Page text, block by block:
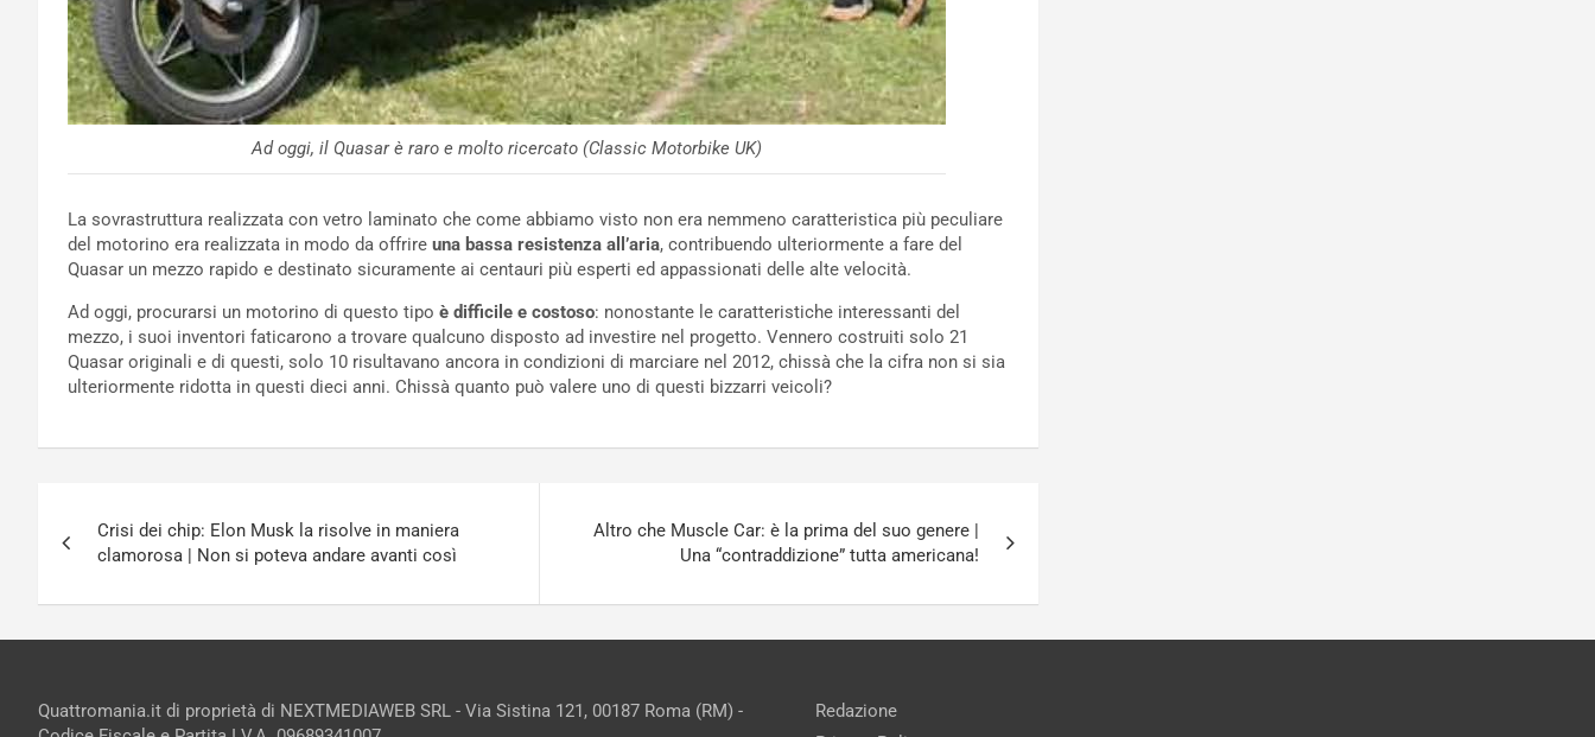
Ad oggi, il Quasar è raro e molto ricercato (Classic Motorbike UK)
La sovrastruttura realizzata con vetro laminato che come abbiamo visto non era nemmeno caratteristica più peculiare
del motorino era realizzata in modo da offrire una bassa resistenza all’aria, contribuendo ulteriormente a fare del
Quasar un mezzo rapido e destinato sicuramente ai centauri più esperti ed appassionati delle alte velocità.
Ad oggi, procurarsi un motorino di questo tipo è difficile e costoso: nonostante le caratteristiche interessanti del
mezzo, i suoi inventori faticarono a trovare qualcuno disposto ad investire nel progetto. Vennero costruiti solo 21
Quasar originali e di questi, solo 10 risultavano ancora in condizioni di marciare nel 2012, chissà che la cifra non si sia
ulteriormente ridotta in questi dieci anni. Chissà quanto può valere uno di questi bizzarri veicoli?
articoli
Crisi dei chip: Elon Musk la risolve in maniera
clamorosa | Non si poteva andare avanti così
Altro che Muscle Car: è la prima del suo genere |
Una “contraddizione” tutta americana!
Quattromania.it di proprietà di NEXTMEDIAWEB SRL - Via Sistina 121, 00187 Roma (RM) -
Redazione